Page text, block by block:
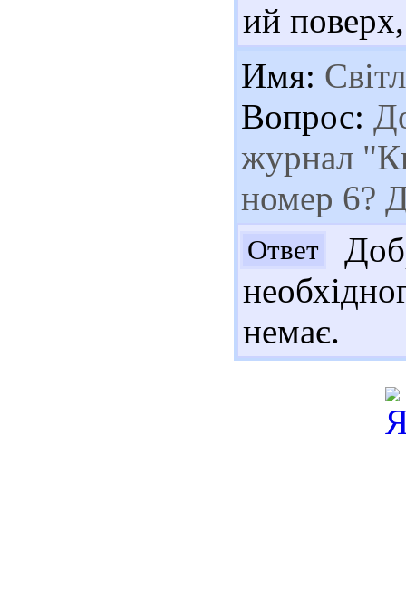
ий
Имя:
Вопрос:
журнал
номер 6?
Ответ
немає.